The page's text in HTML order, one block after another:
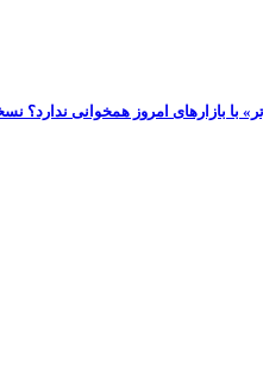
با بازارهای امروز همخوانی ندارد؟